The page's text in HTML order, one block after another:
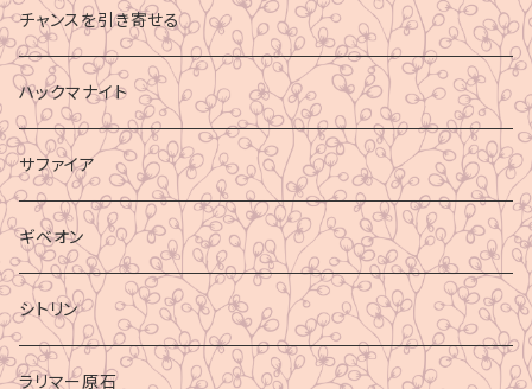
チャンスを引き寄せる
ハックマナイト
サファイア
ギベオン
シトリン
ラリマー原石